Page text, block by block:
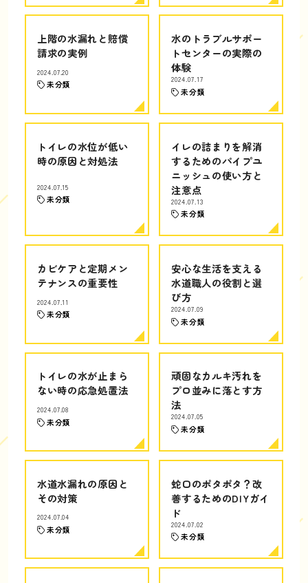
上階の水漏れと賠償
請求の実例
2024.07.20
未分類
水のトラブルサポー
トセンターの実際の
体験
2024.07.17
未分類
トイレの水位が低い
時の原因と対処法
2024.07.15
未分類
イレの詰まりを解消
するためのパイプユ
ニッシュの使い方と
注意点
2024.07.13
未分類
カビケアと定期メン
テナンスの重要性
2024.07.11
未分類
安心な生活を支える
水道職人の役割と選
び方
2024.07.09
未分類
トイレの水が止まら
ない時の応急処置法
2024.07.08
未分類
頑固なカルキ汚れを
プロ並みに落とす方
法
2024.07.05
未分類
水道水漏れの原因と
その対策
2024.07.04
未分類
蛇口のポタポタ？改
善するためのDIYガイ
ド
2024.07.02
未分類